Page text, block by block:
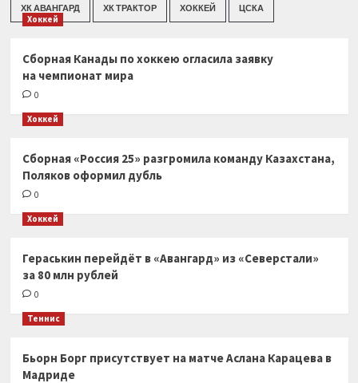
ХК АВАНГАРД ХК ТРАКТОР ХОККЕЙ ЦСКА
Хоккей
Сборная Канады по хоккею огласила заявку
на чемпионат мира
0
Хоккей
Сборная «Россия 25» разгромила команду Казахстана,
Поляков оформил дубль
0
Хоккей
Гераськин перейдёт в «Авангард» из «Северстали»
за 80 млн рублей
0
Теннис
Бьорн Борг присутствует на матче Аслана Карацева в
Мадриде